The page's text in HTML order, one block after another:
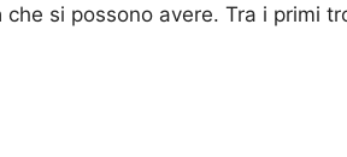
che si possono avere. Tra i primi